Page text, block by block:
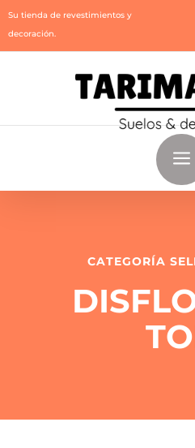
Su tienda de revestimientos y
decoración.
a
CATEGORÍA